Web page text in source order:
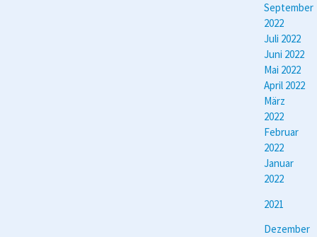
September
2022
Juli 2022
Juni 2022
Mai 2022
April 2022
März
2022
Februar
2022
Januar
2022
2021
Dezember